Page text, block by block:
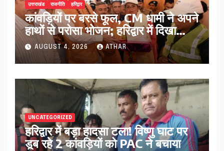
उत्तराखंड राजनीति हरिद्वार
कांवड़ियों पर बरसे फूल, CM धामी ने अपने
हाथों से परोसा भोजन; हरिद्वार में दिखा
आस्था का अद्भुत संगम…
AUGUST 4, 2026 ATHAR
UNCATEGORIZED
हरिद्वार में बड़ा हादसा टला! विष्णु घाट पर
डूब रहे 2 कांवड़ियों को PAC ने बचाया